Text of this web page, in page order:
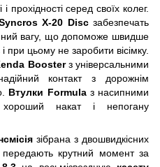
прохідності серед своїх колег.
X-20 Discзабезпечать
вагу, що допоможе швидше
при цьому не заробити вісімку.
Boosterз універсальними
контакт з дорожнім
Втулки Formulaз насипними
хороший накат і непогану
зібрана з двошвидкісних
, передають крутний момент за